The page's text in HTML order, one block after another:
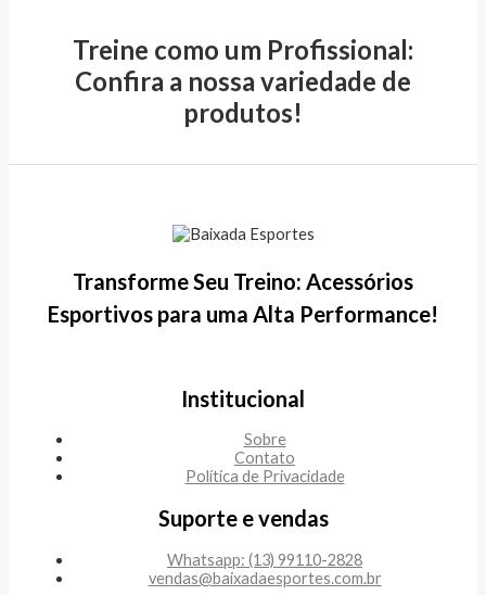
Treine como um Profissional:
Confira a nossa variedade de
produtos!
Transforme Seu Treino: Acessórios
Esportivos para uma Alta Performance!
Institucional
Sobre
Contato
Política de Privacidade
Suporte e vendas
Whatsapp: (13) 99110-2828
vendas@baixadaesportes.com.br